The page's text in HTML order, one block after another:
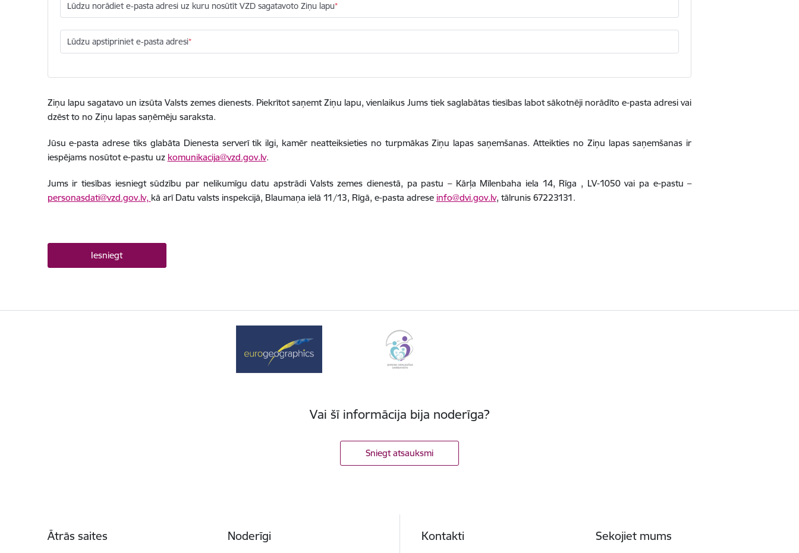
Lūdzu norādiet e-pasta adresi uz kuru nosūtīt VZD sagatavoto Ziņu lapu
Lūdzu apstipriniet e-pasta adresi
Ziņu lapu sagatavo un izsūta Valsts zemes dienests. Piekrītot saņemt Ziņu lapu, vienlaikus Jums tiek saglabātas tiesības labot sākotnēji norādīto e-pasta adresi vai
dzēst to no Ziņu lapas saņēmēju saraksta.
Jūsu e-pasta adrese tiks glabāta Dienesta serverī tik ilgi, kamēr neatteiksieties no turpmākas Ziņu lapas saņemšanas. Atteikties no Ziņu lapas saņemšanas ir
iespējams nosūtot e-pastu uz komunikacija@vzd.gov.lv.
Jums ir tiesības iesniegt sūdzību par nelikumīgu datu apstrādi Valsts zemes dienestā, pa pastu – Kārļa Mīlenbaha iela 14, Rīga , LV-1050 vai pa e-pastu –
personasdati@vzd.gov.lv, kā arī Datu valsts inspekcijā, Blaumaņa ielā 11/13, Rīgā, e-pasta adrese info@dvi.gov.lv, tālrunis 67223131.
Vai šī informācija bija noderīga?
Sniegt atsauksmi
Ātrās saites Noderīgi Kontakti Sekojiet mums